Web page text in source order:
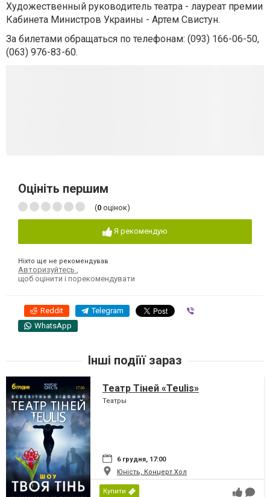
Художественный руководитель театра - лауреат премии
Кабинета Министров Украины - Артем Свистун.
За билетами обращаться по телефонам: (093) 166-06-50,
(063) 976-83-60.
Оцініть першим
(0 оцінок)
Я рекомендую
Ніхто ще не рекомендував
Авторизуйтесь
щоб оцінити і порекомендувати
Reddit Telegram
WhatsApp
Інші подіїї зараз
Театр Тіней «Teulis»
Театры
6 грудня, 17:00
Юність, Концерт Хол
Купити